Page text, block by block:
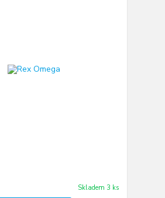
Skladem 3 ks